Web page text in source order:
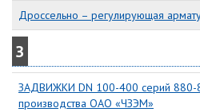
Дроссельно – регулирующая
З
ЗАДВИЖКИ DN 100-400 серий 880-
производства ОАО «ЧЗЭМ»